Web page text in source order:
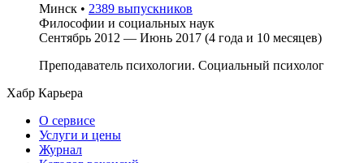
Минск • 2389 выпускников
Философии и социальных наук
Сентябрь 2012 — Июнь 2017 (4 года и 10 месяцев)
Преподаватель психологии. Социальный психолог
Хабр Карьера
О сервисе
Услуги и цены
Журнал